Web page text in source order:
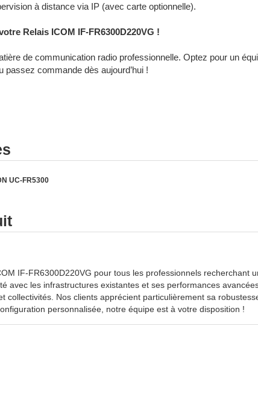
à distance via IP (avec carte optionnelle).
Relais ICOM IF-FR6300D220VG !
de communication radio professionnelle. Optez pour un
passez commande dès aujourd’hui !
UC-FR5300
IF-FR6300D220VG pour tous les professionnels recherchant
avec les infrastructures existantes et ses performances
collectivités. Nos clients apprécient particulièrement sa
personnalisée, notre équipe est à votre disposition !